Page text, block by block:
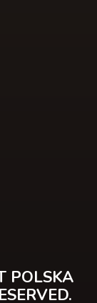
POLSKA